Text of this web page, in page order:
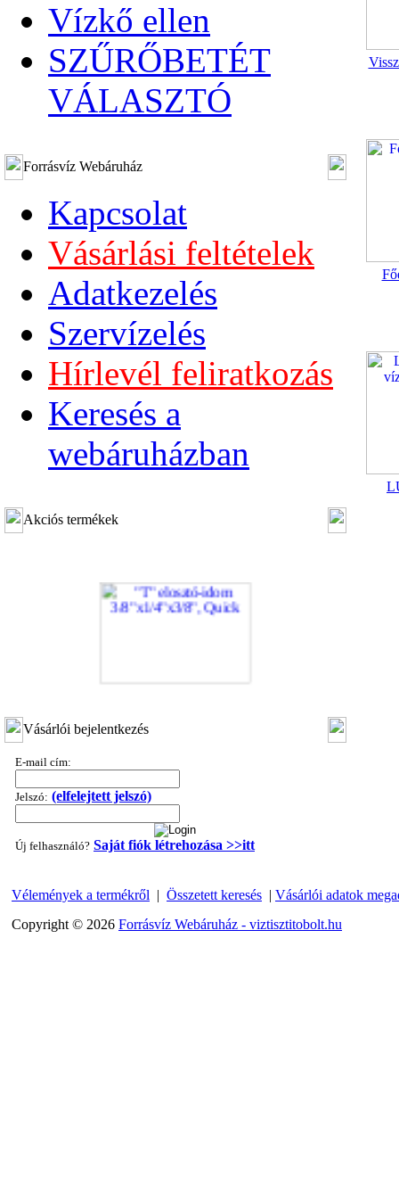
Vízkő ellen
SZŰRŐBETÉT
VÁLASZTÓ
Forrásvíz Webáruház
Kapcsolat
Vásárlási feltételek
Adatkezelés
Szervízelés
Hírlevél feliratkozás
Keresés a
webáruházban
Akciós termékek
Vásárlói bejelentkezés
E-mail cím:
Jelszó: (elfelejtett jelszó)
Új felhasználó? Saját fiók létrehozása >>itt
Vélemények a termékről | Összetett keresés | Vásárlói adatok
Copyright © 2026 Forrásvíz Webáruház - viztisztitobolt.hu